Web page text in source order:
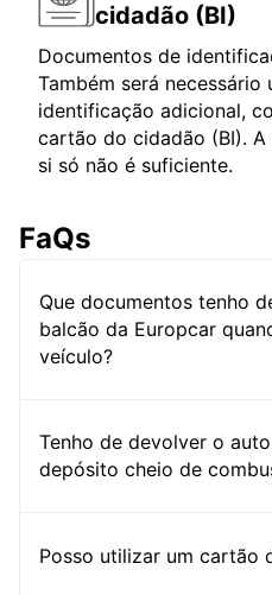
cidadão (BI)
Documentos de
Também será
identificação adicional,
cartão do cidadão (BI).
si só não é suficiente.
FaQs
Que documentos tenho
balcão da Europcar
veículo?
Tenho de devolver o
depósito cheio de
Posso utilizar um cartão